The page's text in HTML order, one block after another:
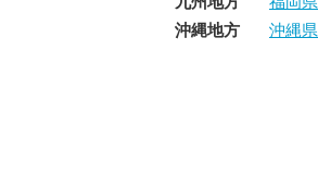
沖縄地方
沖縄県